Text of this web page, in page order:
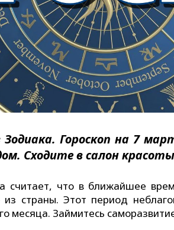
Зодиака. Гороскоп на 7
Сходите в салон
считает, что в ближайшее
страны. Этот период
месяца. Займитесь